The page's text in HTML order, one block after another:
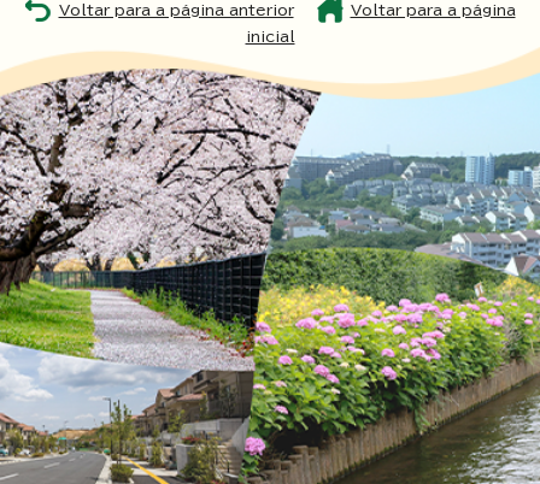
Voltar para a página anterior
Voltar para a página
inicial